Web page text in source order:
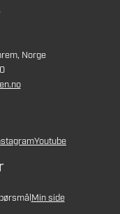
Norge
Youtube
Min side